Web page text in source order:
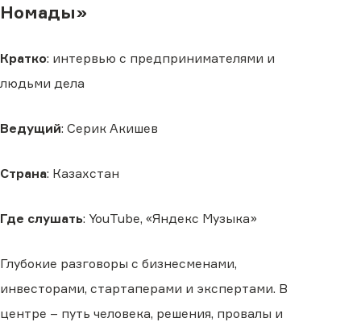
Номады»
Кратко: интервью с предпринимателями и
людьми дела
Ведущий: Серик Акишев
Страна: Казахстан
Где слушать: YouTube, «Яндекс Музыка»
Глубокие разговоры с бизнесменами,
инвесторами, стартаперами и экспертами. В
центре – путь человека, решения, провалы и